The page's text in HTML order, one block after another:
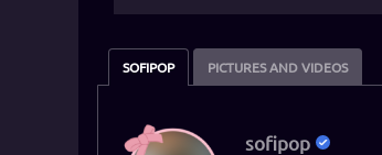
SOFIPOP PICTURES AND VIDEOS
sofipop